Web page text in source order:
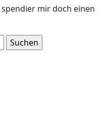
mir doch einen